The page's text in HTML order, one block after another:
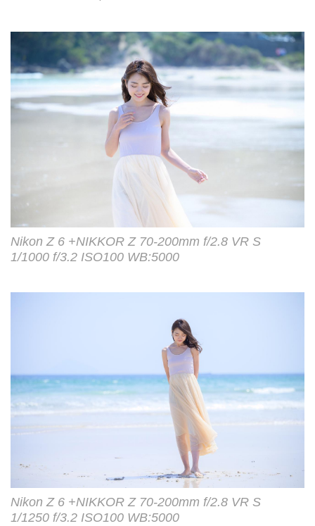
Nikon Z 6 +NIKKOR Z 70-200mm f/2.8 VR S
1/1000 f/3.2 ISO100 WB:5000
Nikon Z 6 +NIKKOR Z 70-200mm f/2.8 VR S
1/1250 f/3.2 ISO100 WB:5000